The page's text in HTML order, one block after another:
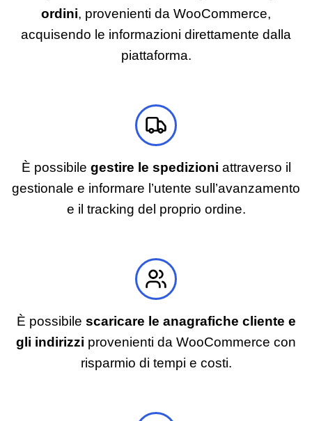
ordini, provenienti da WooCommerce,
acquisendo le informazioni direttamente dalla
piattaforma.
È possibile gestire le spedizioni attraverso il
gestionale e informare l’utente sull’avanzamento
e il tracking del proprio ordine.
È possibile scaricare le anagrafiche cliente e
gli indirizzi provenienti da WooCommerce con
risparmio di tempi e costi.